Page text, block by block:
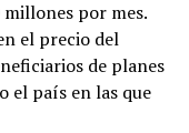
por mes.
el precio del
de planes
el país en las que